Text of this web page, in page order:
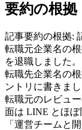
要約の根拠
記事要約の根拠:
転職元企業名の
を退職しました。
転職先企業名の
ントリに書きまし
転職元のレビュ
面は LINE とほぼ
「運営チームと